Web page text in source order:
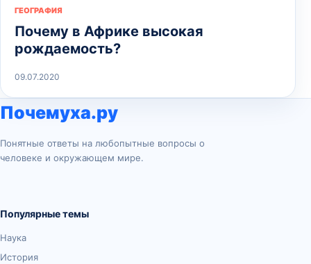
ГЕОГРАФИЯ
Почему в Африке высокая
рождаемость?
09.07.2020
Почемуха.ру
Понятные ответы на любопытные вопросы о
человеке и окружающем мире.
Популярные темы
Наука
История